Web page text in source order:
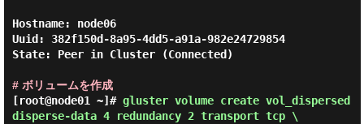
Hostname: node06
Uuid: 382f150d-8a95-4dd5-a91a-982e24729854
State: Peer in Cluster (Connected)
# ボリュームを作成
[root@node01 ~]# gluster volume create vol_dispersed
disperse-data 4 redundancy 2 transport tcp \